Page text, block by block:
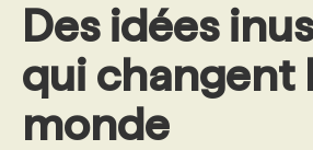
FAQ
ANNONCEZ AVEC NOUS
Des idées
qui changent
monde